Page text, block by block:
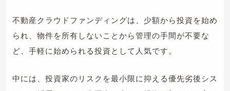
不動産クラウドファンディングは、少額から投資を始め
られ、物件を所有しないことから管理の手間が不要な
ど、手軽に始められる投資として人気です。
中には、投資家のリスクを最小限に抑える優先劣後シス